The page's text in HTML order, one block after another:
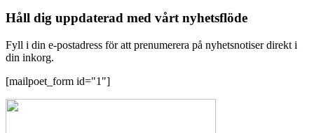
Håll dig uppdaterad med vårt nyhetsflöde
Fyll i din e-postadress för att prenumerera på nyhetsnotiser direkt i
din inkorg.
[mailpoet_form id="1"]